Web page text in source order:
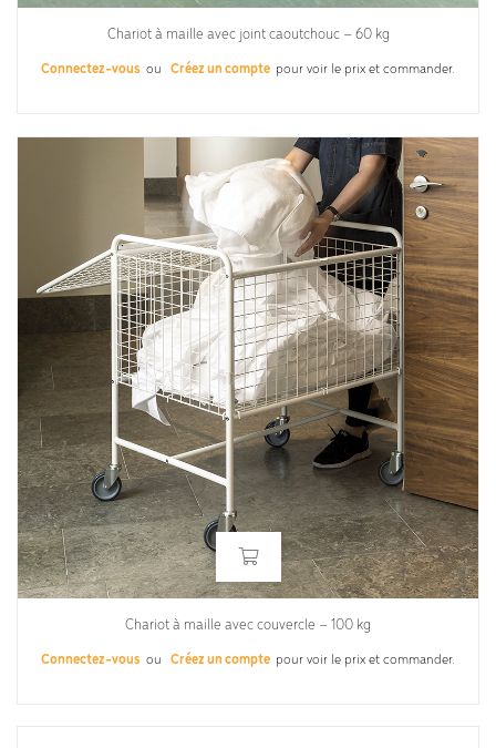
Chariot à maille avec joint caoutchouc – 60 kg
Connectez-vous ou Créez un compte pour voir le prix et commander.
Chariot à maille avec couvercle – 100 kg
Connectez-vous ou Créez un compte pour voir le prix et commander.